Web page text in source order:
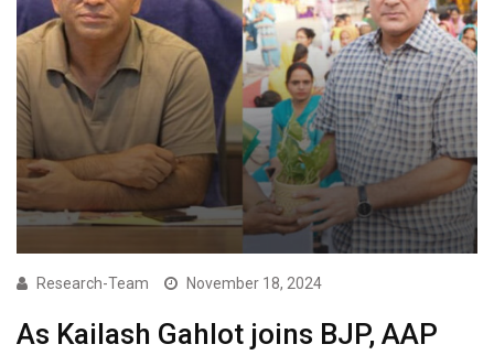
Research-Team November 18, 2024
As Kailash Gahlot joins BJP, AAP